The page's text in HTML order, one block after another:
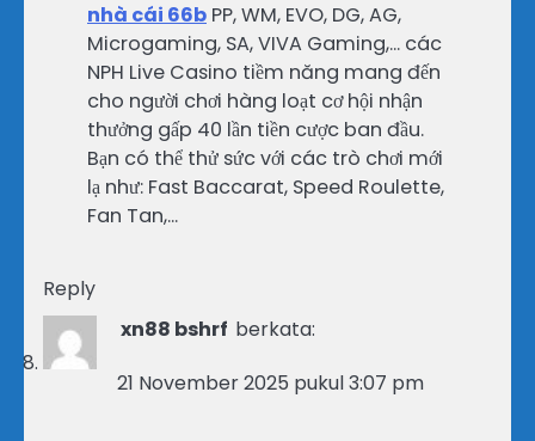
nhà cái 66b PP, WM, EVO, DG, AG,
Microgaming, SA, VIVA Gaming,… các
NPH Live Casino tiềm năng mang đến
cho người chơi hàng loạt cơ hội nhận
thưởng gấp 40 lần tiền cược ban đầu.
Bạn có thể thử sức với các trò chơi mới
lạ như: Fast Baccarat, Speed Roulette,
Fan Tan,…
Reply
xn88 bshrf berkata:
21 November 2025 pukul 3:07 pm